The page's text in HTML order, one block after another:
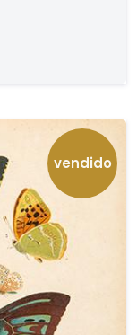
of
1817.
vendido